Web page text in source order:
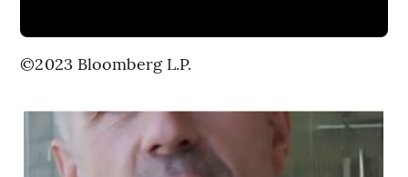
©2023 Bloomberg L.P.